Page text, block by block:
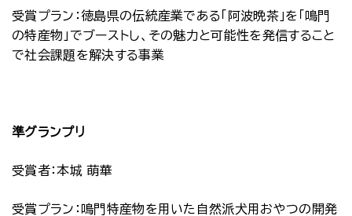
受賞プラン：徳島県の伝統産業である「阿波晩茶」を「鳴門
の特産物」でブーストし、その魅力と可能性を発信すること
で社会課題を解決する事業
準グランプリ
受賞者：本城 萌華
受賞プラン：鳴門特産物を用いた自然派犬用おやつの開発